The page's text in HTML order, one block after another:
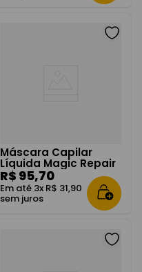
Máscara Capilar
Líquida Magic Repair
60ml
R$ 95,70
Em até 3x R$ 31,90
sem juros